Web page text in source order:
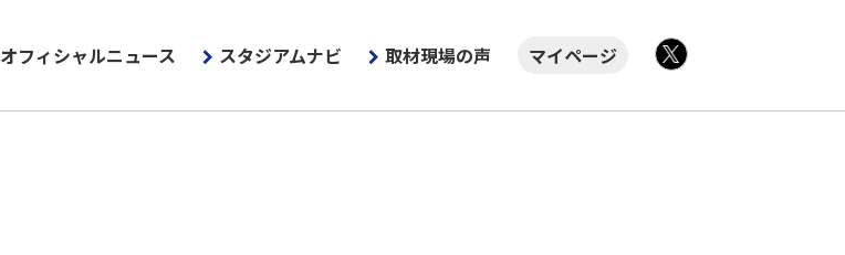
オフィシャルニュース スタジアムナビ 取材現場の声
マイページ